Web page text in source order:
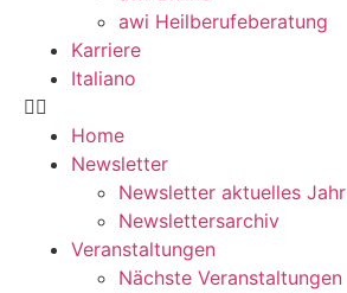
awi Heilberufeberatung
Karriere
Italiano
Home
Newsletter
Newsletter aktuelles Jahr
Newslettersarchiv
Veranstaltungen
Nächste Veranstaltungen